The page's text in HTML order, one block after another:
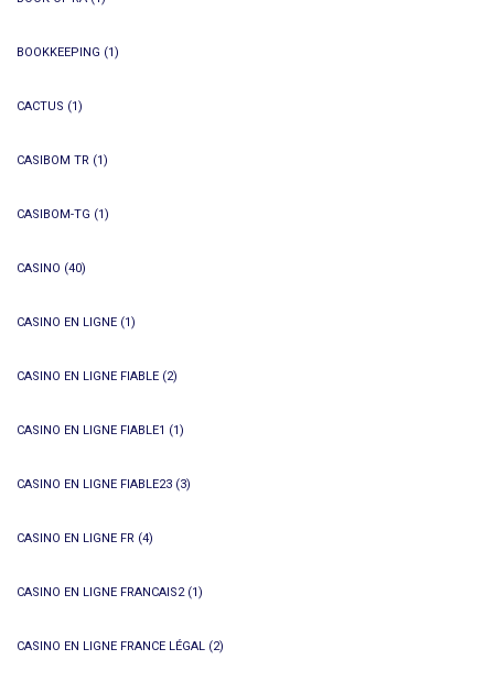
BOOKKEEPING (1)
CACTUS (1)
CASIBOM TR (1)
CASIBOM-TG (1)
CASINO (40)
CASINO EN LIGNE (1)
CASINO EN LIGNE FIABLE (2)
CASINO EN LIGNE FIABLE1 (1)
CASINO EN LIGNE FIABLE23 (3)
CASINO EN LIGNE FR (4)
CASINO EN LIGNE FRANCAIS2(1)
CASINO EN LIGNE FRANCE LÉGAL (2)